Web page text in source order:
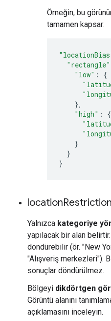
Örneğin, bu
tamamen kapsar:
"rectangle"
"low" :
{
},
"high" :
{
}
}
}
locationRestriction
Yalnızca kategoriye
yapılacak bir alan
döndürebilir (ör. "New
"Alışveriş merkezleri").
sonuçlar döndürülmez.
Bölgeyi dikdörtgen
Görüntü alanını
açıklamasını inceleyin.